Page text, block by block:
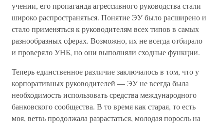
учении, его пропаганда агрессивного руководства стали
широко распространяться. Понятие ЭУ было расширено и
стало применяться к руководителям всех типов в самых
разнообразных сферах. Возможно, их не всегда отбирало
и проверяло УНБ, но они выполняли сходные функции.
Теперь единственное различие заключалось в том, что у
корпоративных руководителей — ЭУ не всегда была
необходимость использовать средства международного
банковского сообщества. В то время как старая, то есть
моя, ветвь продолжала разрастаться, молодая поросль на